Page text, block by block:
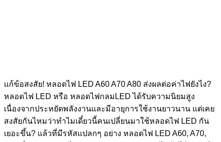
แก้ข้อสงสัย! หลอดไฟ LED A60 A70 A80 ส่งผลต่อค่าไฟยังไง?
หลอดไฟ LED หรือ หลอดไฟกลมLED ได้รับความนิยมสูง
เนื่องจากประหยัดพลังงานและมีอายุการใช้งานยาวนาน แต่เคย
สงสัยกันไหมว่าทำไมเดี๋ยวนี้คนเปลี่ยนมาใช้หลอดไฟ LED กัน
เยอะขึ้น? แล้วที่มีรหัสแปลกๆ อย่าง หลอดไฟ LED A60, A70,